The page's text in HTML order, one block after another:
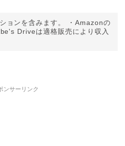
ョンを含みます。 ・Amazonの
Driveは適格販売により収入
ンサーリンク